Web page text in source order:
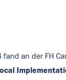
an der FH